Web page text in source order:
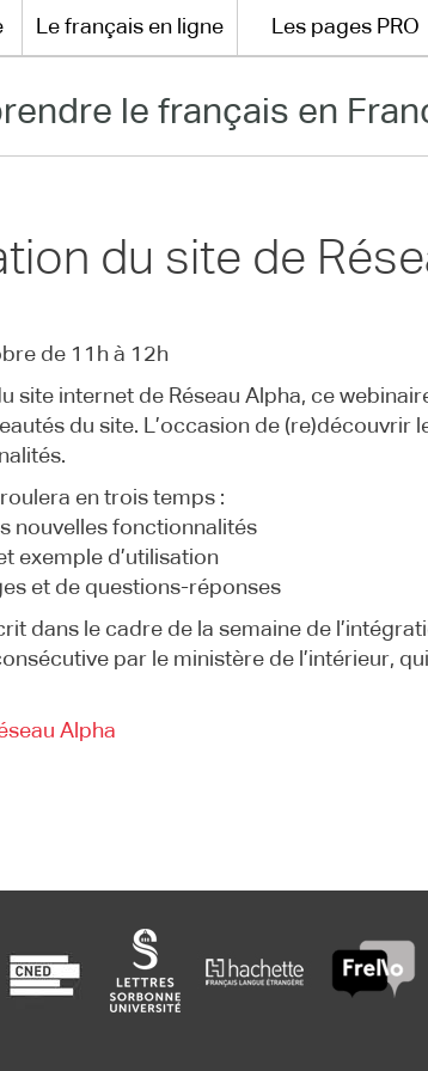
Le français en ligne Les pages PRO
le français en
du site de
de 11h à 12h
site internet de Réseau Alpha, ce
du site. L’occasion de (re)découvrir
en trois temps :
nouvelles fonctionnalités
exemple d’utilisation
et de questions-réponses
dans le cadre de la semaine de
par le ministère de l’intérieur,
Alpha